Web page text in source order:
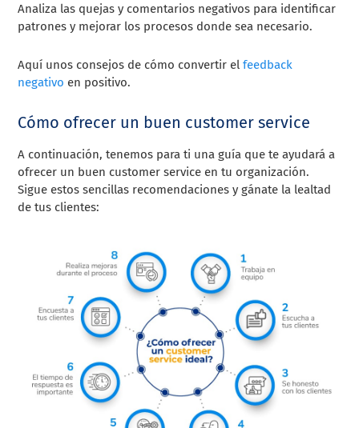
Analiza las quejas y comentarios negativos para identificar
patrones y mejorar los procesos donde sea necesario.
Aquí unos consejos de cómo convertir elfeedback
negativo en positivo.
Cómo ofrecer un buen customer service
A continuación, tenemos para ti una guía que te ayudará a
ofrecer un buen customer service en tu organización.
Sigue estos sencillas recomendaciones y gánate la lealtad
de tus clientes: